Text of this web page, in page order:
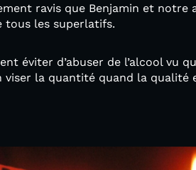
ravis que Benjamin et notre
tous les superlatifs.
éviter d’abuser de l’alcool vu
viser la quantité quand la qualité